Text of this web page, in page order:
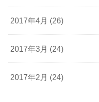
2017年4月 (26)
2017年3月 (24)
2017年2月 (24)